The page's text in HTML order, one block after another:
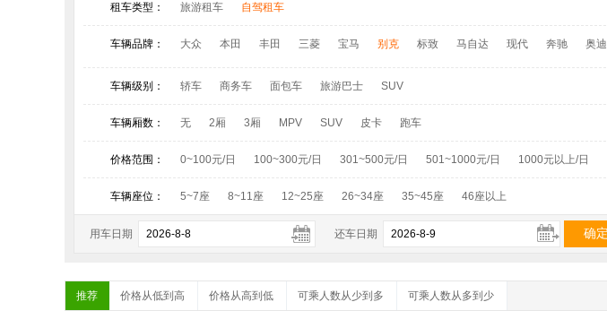
租车类型： 旅游租车 自驾租车
车辆品牌： 大众 本田 丰田 三菱 宝马 别克 标致 马自达 现代 奔驰 奥迪
江铃考斯特 陆丰
车辆级别： 轿车 商务车 面包车 旅游巴士 SUV
车辆厢数： 无 2厢 3厢 MPV SUV 皮卡 跑车
价格范围： 0~100元/日 100~300元/日 301~500元/日 501~1000元/日 1000元以上/日
车辆座位： 5~7座 8~11座 12~25座 26~34座 35~45座 46座以上
用车日期 还车日期
推荐 价格从低到高 价格从高到低 可乘人数从少到多 可乘人数从多到少